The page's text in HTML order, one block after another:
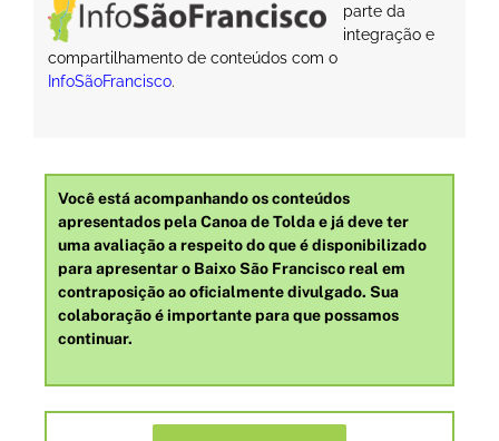
parte da
integração e
compartilhamento de conteúdos com o
InfoSãoFrancisco.
Você está acompanhando os conteúdos
apresentados pela Canoa de Tolda e já deve ter
uma avaliação a respeito do que é disponibilizado
para apresentar o Baixo São Francisco real em
contraposição ao oficialmente divulgado. Sua
colaboração é importante para que possamos
continuar.